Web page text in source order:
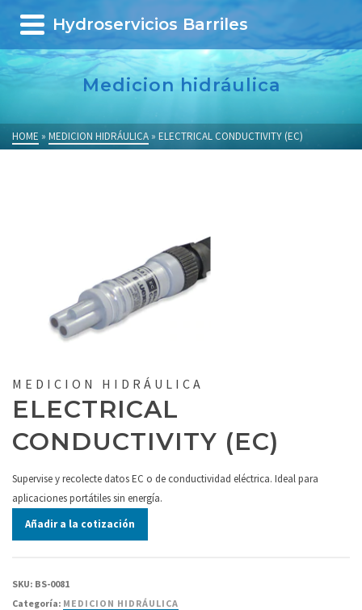
Hydroservicios Barriles
Medicion hidráulica
HOME » MEDICION HIDRÁULICA » ELECTRICAL CONDUCTIVITY (EC)
MEDICION HIDRÁULICA
ELECTRICAL
CONDUCTIVITY (EC)
Supervise y recolecte datos EC o de conductividad eléctrica. Ideal para
aplicaciones portátiles sin energía.
Añadir a la cotización
SKU: BS-0081
Categoría: MEDICION HIDRÁULICA